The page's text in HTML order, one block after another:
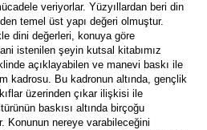
veriyorlar. Yüzyıllardan beri din
temel üst yapı değeri olmuştur.
dini değerleri, konuya göre
istenilen şeyin kutsal kitabımız
açıklayabilen ve manevi baskı ile
kadrosu. Bu kadronun altında, gençlik
üzerinden çıkar ilişkisi ile
baskısı altında birçoğu
Konunun nereye varabileceğini